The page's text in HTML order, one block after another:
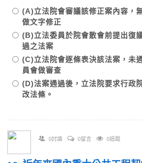
(A)立法院會審議該修正案內容，
做文字修正
(B)立法委員於院會散會前提出復
過之法案
(C)立法院會逐條表決該法案，未
員會做審查
(D)法案通過後，立法院要求行政
改法條。
0討論 0留言 0追蹤